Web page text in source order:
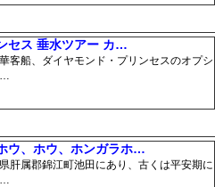
セス 垂水ツアー カ…
客船、ダイヤモンド・プリンセスのオプシ
ウ、ホウ、ホンガラホ…
肝属郡錦江町池田にあり、古くは平安期に